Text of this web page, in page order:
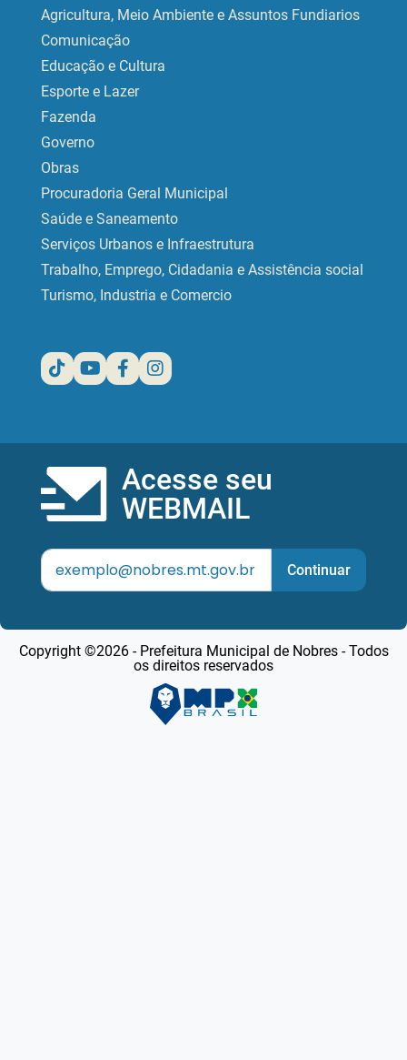
Agricultura, Meio Ambiente e Assuntos Fundiarios
Comunicação
Educação e Cultura
Esporte e Lazer
Fazenda
Governo
Obras
Procuradoria Geral Municipal
Saúde e Saneamento
Serviços Urbanos e Infraestrutura
Trabalho, Emprego, Cidadania e Assistência social
Turismo, Industria e Comercio
Acesse seu
WEBMAIL
Continuar
Copyright ©2026 - Prefeitura Municipal de Nobres - Todos
os direitos reservados